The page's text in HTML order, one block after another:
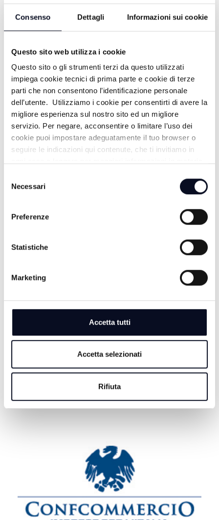
Consenso Dettagli Informazioni sui cookie
Questo sito web utilizza i cookie
Questo sito o gli strumenti terzi da questo utilizzati
impiega cookie tecnici di prima parte e cookie di terze
parti che non consentono l’identificazione personale
dell’utente. Utilizziamo i cookie per consentirti di avere la
migliore esperienza sul nostro sito ed un migliore
servizio. Per negare, acconsentire o limitare l’uso dei
cookie puoi impostare adeguatamente il tuo browser o
seguire le indicazioni qui contenute, che ti invitiamo in
delNecessari
Preferenze
Statistiche
Marketing
Accetta tutti
Accetta selezionati
Rifiuta
ALTRE NOTIZIE TUTTE LE NOTIZIE
IMOLA: Camionista colpito da un malore, la Polizia
SAN MARINO: Bimbo di 3 anni ha un infarto in
politico